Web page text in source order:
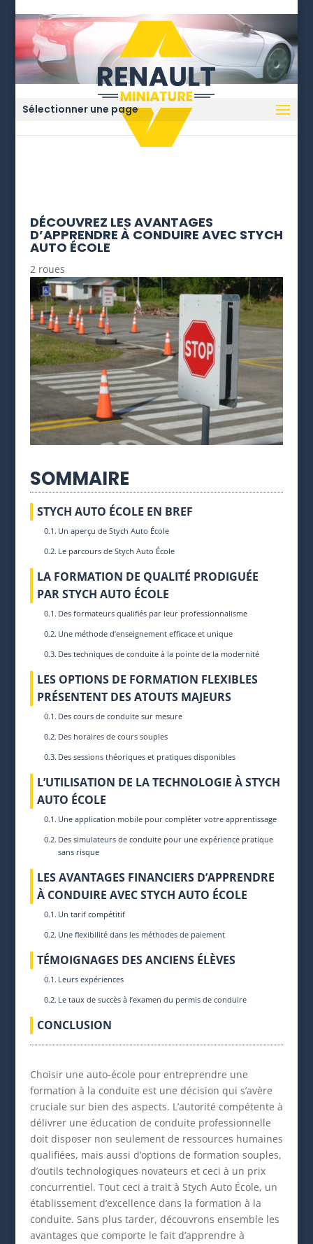
Sélectionner une page
DÉCOUVREZ LES AVANTAGES
D’APPRENDRE À CONDUIRE AVEC STYCH
AUTO ÉCOLE
2 roues
SOMMAIRE
STYCH AUTO ÉCOLE EN BREF
Un aperçu de Stych Auto École
Le parcours de Stych Auto École
LA FORMATION DE QUALITÉ PRODIGUÉE
PAR STYCH AUTO ÉCOLE
Des formateurs qualifiés par leur professionnalisme
Une méthode d’enseignement efficace et unique
Des techniques de conduite à la pointe de la modernité
LES OPTIONS DE FORMATION FLEXIBLES
PRÉSENTENT DES ATOUTS MAJEURS
Des cours de conduite sur mesure
Des horaires de cours souples
Des sessions théoriques et pratiques disponibles
L’UTILISATION DE LA TECHNOLOGIE À STYCH
AUTO ÉCOLE
Une application mobile pour compléter votre apprentissage
Des simulateurs de conduite pour une expérience pratique
sans risque
LES AVANTAGES FINANCIERS D’APPRENDRE
À CONDUIRE AVEC STYCH AUTO ÉCOLE
Un tarif compétitif
Une flexibilité dans les méthodes de paiement
TÉMOIGNAGES DES ANCIENS ÉLÈVES
Leurs expériences
Le taux de succès à l’examen du permis de conduire
CONCLUSION
Choisir une auto-école pour entreprendre une
formation à la conduite est une décision qui s’avère
cruciale sur bien des aspects. L’autorité compétente à
délivrer une éducation de conduite professionnelle
doit disposer non seulement de ressources humaines
qualifiées, mais aussi d’options de formation souples,
d’outils technologiques novateurs et ceci à un prix
concurrentiel. Tout ceci a trait à Stych Auto École, un
établissement d’excellence dans la formation à la
conduite. Sans plus tarder, découvrons ensemble les
avantages que comporte le fait d’apprendre à